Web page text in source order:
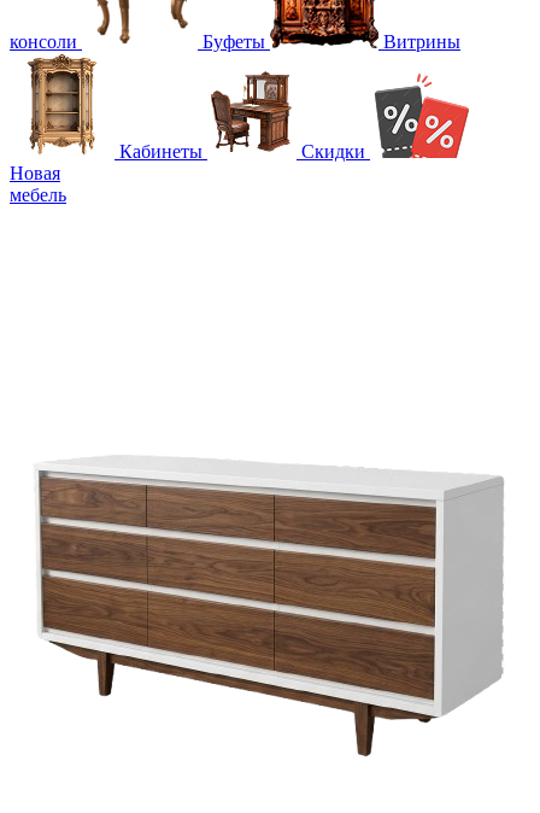
консоли Буфеты Витрины
Кабинеты
Скидки
Новая
мебель